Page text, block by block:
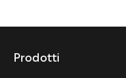
Prodotti